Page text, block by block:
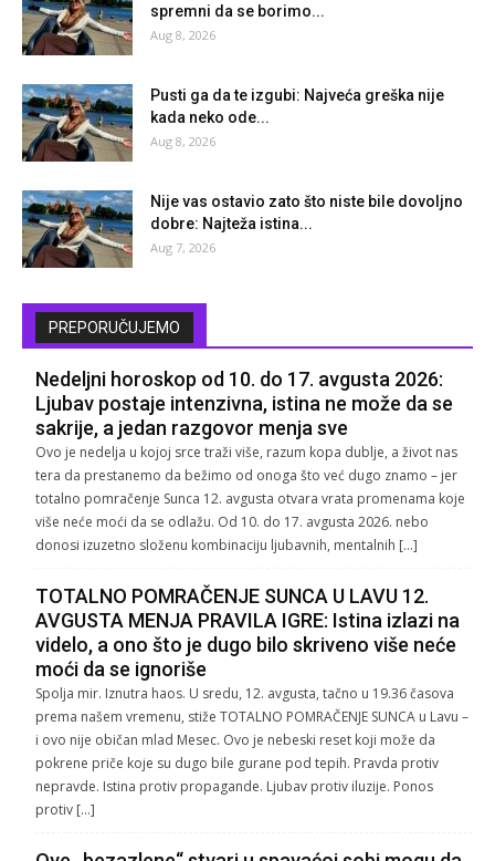
spremni da se borimo...
Aug 8, 2026
Pusti ga da te izgubi: Najveća greška nije
kada neko ode...
Aug 8, 2026
Nije vas ostavio zato što niste bile dovoljno
dobre: Najteža istina...
Aug 7, 2026
PREPORUČUJEMO
Nedeljni horoskop od 10. do 17. avgusta 2026:
Ljubav postaje intenzivna, istina ne može da se
sakrije, a jedan razgovor menja sve
Ovo je nedelja u kojoj srce traži više, razum kopa dublje, a život nas
tera da prestanemo da bežimo od onoga što već dugo znamo – jer
totalno pomračenje Sunca 12. avgusta otvara vrata promenama koje
više neće moći da se odlažu. Od 10. do 17. avgusta 2026. nebo
donosi izuzetno složenu kombinaciju ljubavnih, mentalnih […]
TOTALNO POMRAČENJE SUNCA U LAVU 12.
AVGUSTA MENJA PRAVILA IGRE: Istina izlazi na
videlo, a ono što je dugo bilo skriveno više neće
moći da se ignoriše
Spolja mir. Iznutra haos. U sredu, 12. avgusta, tačno u 19.36 časova
prema našem vremenu, stiže TOTALNO POMRAČENJE SUNCA u Lavu –
i ovo nije običan mlad Mesec. Ovo je nebeski reset koji može da
pokrene priče koje su dugo bile gurane pod tepih. Pravda protiv
nepravde. Istina protiv propagande. Ljubav protiv iluzije. Ponos
protiv […]